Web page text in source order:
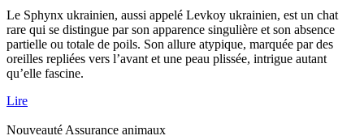
Le Sphynx ukrainien, aussi appelé Levkoy ukrainien, est un chat
rare qui se distingue par son apparence singulière et son absence
partielle ou totale de poils. Son allure atypique, marquée par des
oreilles repliées vers l’avant et une peau plissée, intrigue autant
qu’elle fascine.
Lire
Nouveauté Assurance animaux